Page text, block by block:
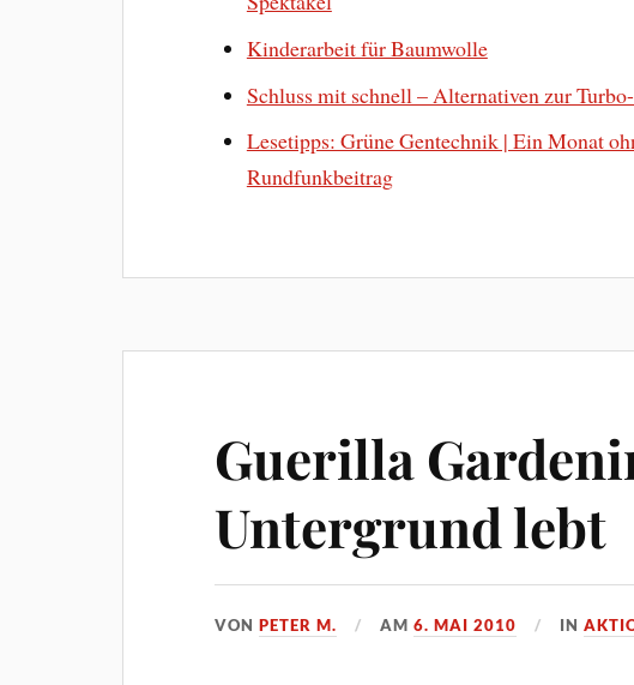
Kinderarbeit für Baumwolle
Schluss mit schnell – Alternativen zur
Lesetipps: Grüne Gentechnik | Ein Monat
Rundfunkbeitrag
Guerilla
Untergrund lebt
VONPETER M. AM6. MAI 2010 IN